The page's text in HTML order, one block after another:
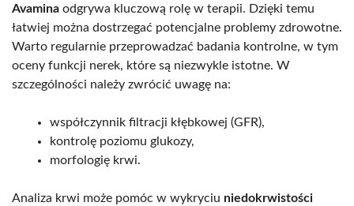
Avamina odgrywa kluczową rolę w terapii. Dzięki temu
łatwiej można dostrzegać potencjalne problemy zdrowotne.
Warto regularnie przeprowadzać badania kontrolne, w tym
oceny funkcji nerek, które są niezwykle istotne. W
szczególności należy zwrócić uwagę na:
współczynnik filtracji kłębkowej (GFR),
kontrolę poziomu glukozy,
morfologię krwi.
Analiza krwi może pomóc w wykryciu niedokrwistości